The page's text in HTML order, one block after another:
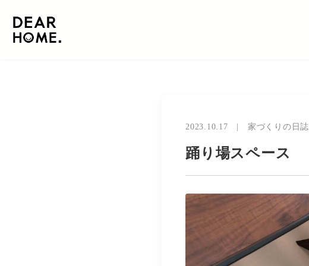
2023.10.17 家づくりの日誌
踊り場スペース